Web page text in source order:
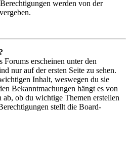
werden von der
Forums erscheinen unter den
nur auf der ersten Seite zu sehen.
Inhalt, weswegen du sie
Bekanntmachungen hängt es von
ab, ob du wichtige Themen erstellen
stellt die Board-